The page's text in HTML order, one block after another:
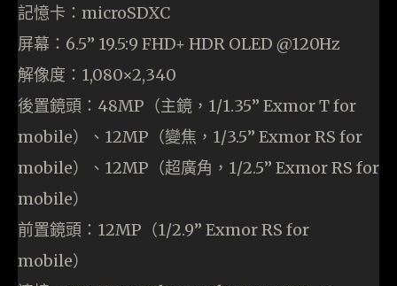
記憶卡：microSDXC
屏幕：6.5” 19.5:9 FHD+ HDR OLED @120Hz
解像度：1,080×2,340
後置鏡頭：48MP（主鏡，1/1.35” Exmor T for
mobile）、12MP（變焦，1/3.5” Exmor RS for
mobile）、12MP（超廣角，1/2.5” Exmor RS for
mobile）
前置鏡頭：12MP（1/2.9” Exmor RS for
mobile）